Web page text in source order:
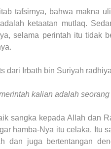
tafsirnya, bahwa makna
ketaatan mutlaq.
selama perintah itu tidak
dari Irbath bin Suriyah
kalian adalah seorang
sangka kepada Allah dan
hamba-Nya itu celaka. Itu
dan juga bertentangan